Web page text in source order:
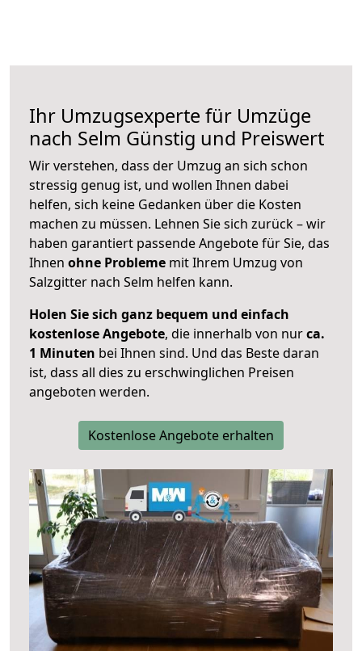
Ihr Umzugsexperte für Umzüge
nach Selm Günstig und Preiswert
Wir verstehen, dass der Umzug an sich schon
stressig genug ist, und wollen Ihnen dabei
helfen, sich keine Gedanken über die Kosten
machen zu müssen. Lehnen Sie sich zurück – wir
haben garantiert passende Angebote für Sie, das
Ihnen ohne Probleme mit Ihrem Umzug von
Salzgitter nach Selm helfen kann.
Holen Sie sich ganz bequem und einfach
kostenlose Angebote, die innerhalb von nurca.
1 Minuten bei Ihnen sind. Und das Beste daran
ist, dass all dies zu erschwinglichen Preisen
angeboten werden.
Kostenlose Angebote erhalten